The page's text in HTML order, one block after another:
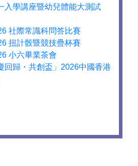
入學講座暨幼兒體能大測試
社際常識科問答比賽
扭計骰暨競技疊杯賽
小六畢業茶會
回歸・共創盃」2026中國香港